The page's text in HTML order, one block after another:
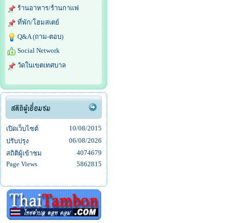
ร้านอาหาร/ร้านกาแฟ
ที่พัก/โฮมสเตย์
Q&A (ถาม-ตอบ)
Social Network
วัดในเขตเทศบาล
เปิดเว็บไซต์
10/08/2015
ปรับปรุง
06/08/2026
สถิติผู้เข้าชม
4074679
Page Views
5862815